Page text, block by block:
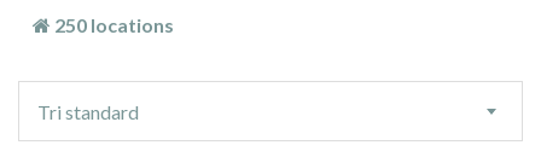
250 locations
tri
Tri standard